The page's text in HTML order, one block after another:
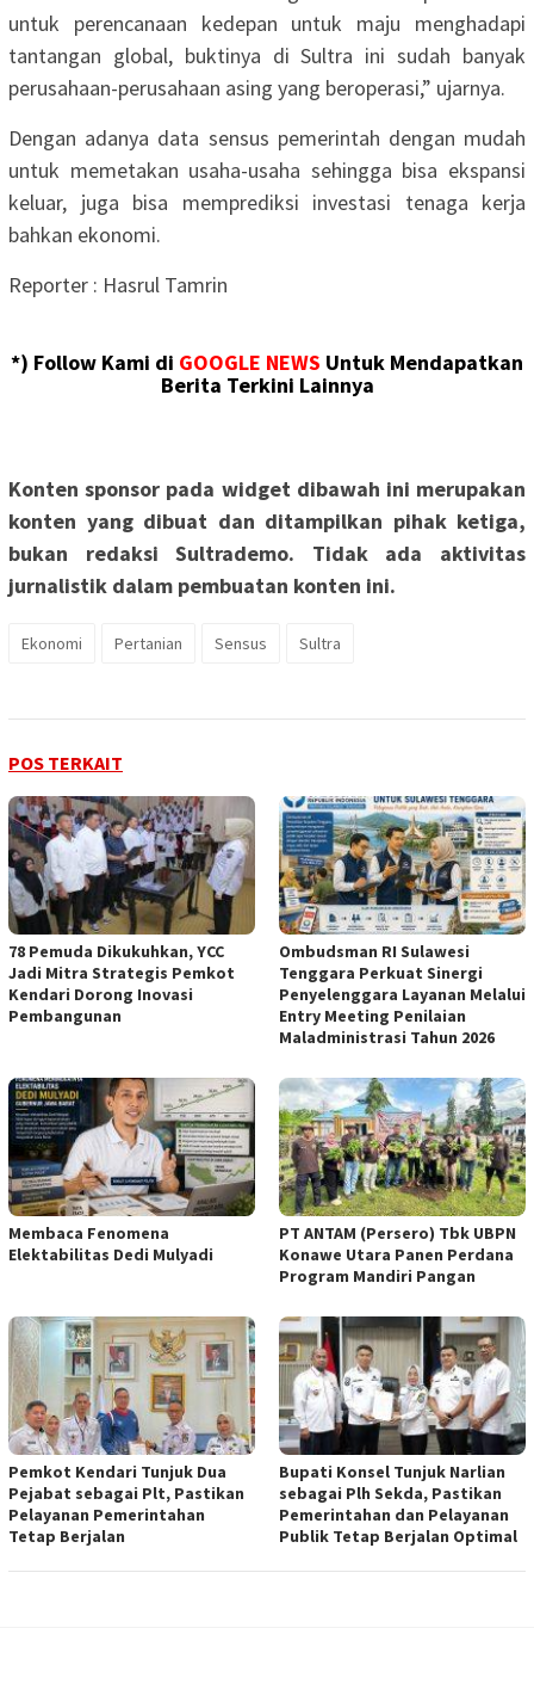
untuk perencanaan kedepan untuk maju menghadapi
tantangan global, buktinya di Sultra ini sudah banyak
perusahaan-perusahaan asing yang beroperasi,” ujarnya.
Dengan adanya data sensus pemerintah dengan mudah
untuk memetakan usaha-usaha sehingga bisa ekspansi
keluar, juga bisa memprediksi investasi tenaga kerja
bahkan ekonomi.
Reporter : Hasrul Tamrin
*) Follow Kami di GOOGLE NEWS Untuk Mendapatkan
Berita Terkini Lainnya
Konten sponsor pada widget dibawah ini merupakan
konten yang dibuat dan ditampilkan pihak ketiga,
bukan redaksi Sultrademo. Tidak ada aktivitas
jurnalistik dalam pembuatan konten ini.
Ekonomi Pertanian Sensus Sultra
POS TERKAIT
78 Pemuda Dikukuhkan, YCC
Jadi Mitra Strategis Pemkot
Kendari Dorong Inovasi
Pembangunan
Ombudsman RI Sulawesi
Tenggara Perkuat Sinergi
Penyelenggara Layanan Melalui
Entry Meeting Penilaian
Maladministrasi Tahun 2026
Membaca Fenomena
Elektabilitas Dedi Mulyadi
PT ANTAM (Persero) Tbk UBPN
Konawe Utara Panen Perdana
Program Mandiri Pangan
Pemkot Kendari Tunjuk Dua
Pejabat sebagai Plt, Pastikan
Pelayanan Pemerintahan
Tetap Berjalan
Bupati Konsel Tunjuk Narlian
sebagai Plh Sekda, Pastikan
Pemerintahan dan Pelayanan
Publik Tetap Berjalan Optimal